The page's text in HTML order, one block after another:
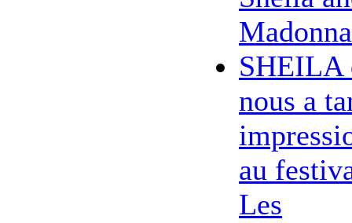
Madonna
SHEILA
nous a
au
Les